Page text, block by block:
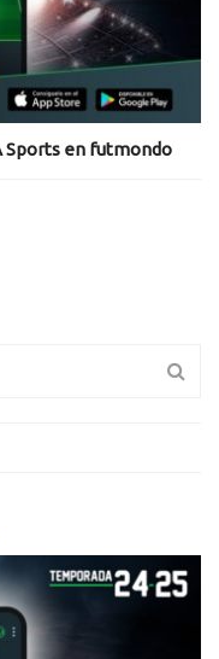
Sports en futmondo